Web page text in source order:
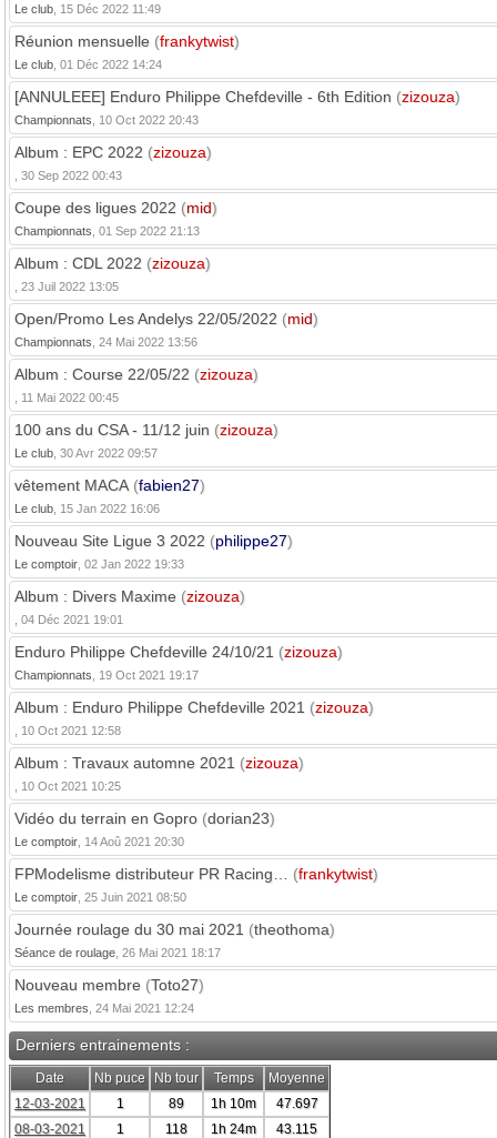
Le club , 15 Déc 2022 11:49
Réunion mensuelle (frankytwist)
Le club , 01 Déc 2022 14:24
[ANNULEEE] Enduro Philippe Chefdeville - 6th Edition (zizouza)
Championnats , 10 Oct 2022 20:43
Album : EPC 2022 (zizouza)
, 30 Sep 2022 00:43
Coupe des ligues 2022 (mid)
Championnats , 01 Sep 2022 21:13
Album : CDL 2022 (zizouza)
, 23 Juil 2022 13:05
Open/Promo Les Andelys 22/05/2022 (mid)
Championnats , 24 Mai 2022 13:56
Album : Course 22/05/22 (zizouza)
, 11 Mai 2022 00:45
100 ans du CSA - 11/12 juin (zizouza)
Le club , 30 Avr 2022 09:57
vêtement MACA (fabien27)
Le club , 15 Jan 2022 16:06
Nouveau Site Ligue 3 2022 (philippe27)
Le comptoir , 02 Jan 2022 19:33
Album : Divers Maxime (zizouza)
, 04 Déc 2021 19:01
Enduro Philippe Chefdeville 24/10/21 (zizouza)
Championnats , 19 Oct 2021 19:17
Album : Enduro Philippe Chefdeville 2021 (zizouza)
, 10 Oct 2021 12:58
Album : Travaux automne 2021 (zizouza)
, 10 Oct 2021 10:25
Vidéo du terrain en Gopro (dorian23)
Le comptoir , 14 Aoû 2021 20:30
FPModelisme distributeur PR Racing… (frankytwist)
Le comptoir , 25 Juin 2021 08:50
Journée roulage du 30 mai 2021 (theothoma)
Séance de roulage , 26 Mai 2021 18:17
Nouveau membre (Toto27)
Les membres , 24 Mai 2021 12:24
Derniers entrainements :
Date Nb puce Nb tour Temps
Moyenne
12-03-2021
1 89 1h 10m
47.697
08-03-2021
1 118 1h 24m 43.115